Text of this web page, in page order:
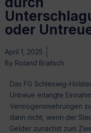
oder
April 1, 2025
By Roland Braitsch
Das FG Schleswig-
Untreue erlangte
Vermögensmehrungen
dann nicht, wenn der
Gelder zunächst zum